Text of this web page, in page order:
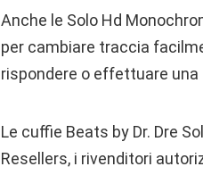
Anche le Solo Hd
per cambiare traccia
rispondere o effettuare
Le cuffie Beats by Dr. Dre
Resellers, i rivenditori